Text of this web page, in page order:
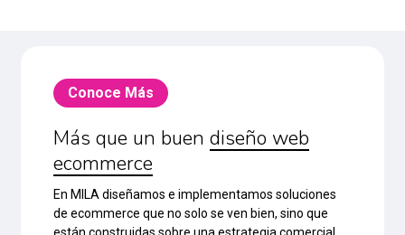
Conoce Más
Más que un buen diseño web
ecommerce
En MILA diseñamos e implementamos soluciones
de ecommerce que no solo se ven bien, sino que